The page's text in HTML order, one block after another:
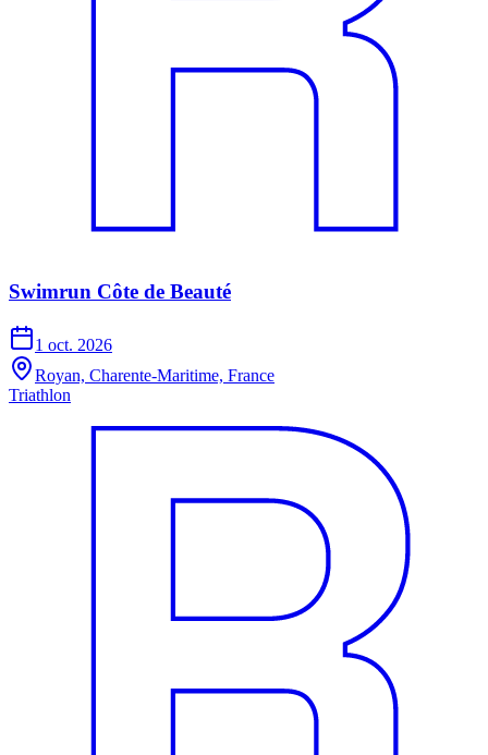
Swimrun Côte de Beauté
1 oct. 2026
Royan, Charente-Maritime, France
Triathlon